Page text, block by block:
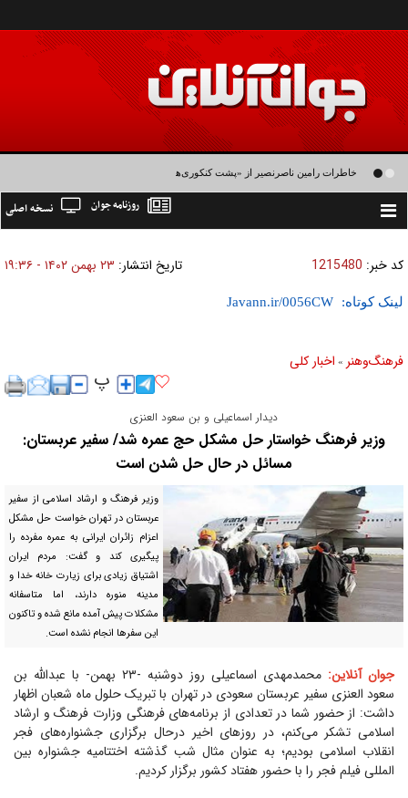
خاطرات رامین ناصرنصیر از «پشت‌ کنکوری‌ها» و رضا داوودنژاد: رضا کودک درون فعالی
Toggle
نسخه اصلی روزنامه جوان
کد خبر: 1215480 تاریخ انتشار: ۲۳ بهمن ۱۴۰۲ - ۱۹:۳۶
لینک کوتاه:
فرهنگ‌و‌هنر » اخبار كلی
دیدار اسماعیلی و بن سعود العنزی
وزیر فرهنگ خواستار حل مشکل حج عمره شد/ سفیر عربستان:
مسائل در حال حل شدن است
وزیر فرهنگ و ارشاد اسلامی از سفیر
عربستان در تهران خواست حل مشکل
اعزام زائران ایرانی به عمره مفرده را
پیگیری کند و گفت: مردم ایران
اشتیاق زیادی برای زیارت خانه خدا و
مدینه منوره دارند، اما متاسفانه
مشکلات پیش آمده مانع شده و تاکنون
این سفرها انجام نشده است.
جوان آنلاین:
محمدمهدی اسماعیلی روز دوشنبه -۲۳ بهمن- با عبدالله بن
سعود العنزی سفیر عربستان سعودی در تهران با تبریک حلول ماه شعبان اظهار
داشت: از حضور شما در تعدادی از برنامه‌های فرهنگی وزارت فرهنگ و ارشاد
اسلامی تشکر می‌کنم، در روزهای اخیر درحال برگزاری جشنواره‌های فجر
انقلاب اسلامی بودیم؛ به عنوان مثال شب گذشته اختتامیه جشنواره بین
المللی فیلم فجر را با حضور هفتاد کشور برگزار کردیم.